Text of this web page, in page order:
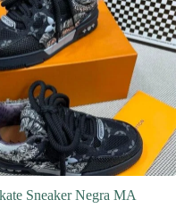
Sneaker Negra MA